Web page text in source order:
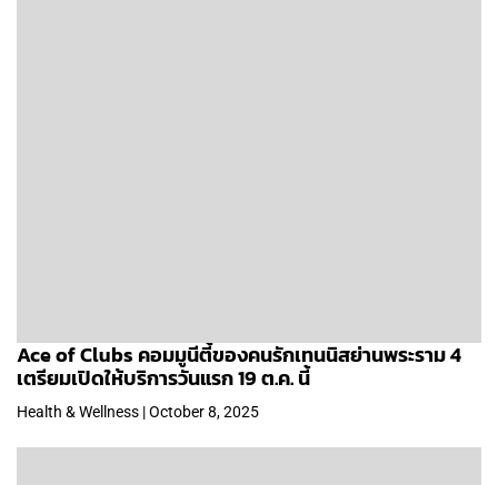
Ace of Clubs คอมมูนีตี้ของคนรักเทนนิสย่านพระราม 4
เตรียมเปิดให้บริการวันแรก 19 ต.ค. นี้
Health & Wellness | October 8, 2025